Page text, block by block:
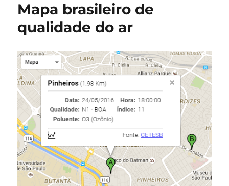
Mapa brasileiro de
qualidade do ar